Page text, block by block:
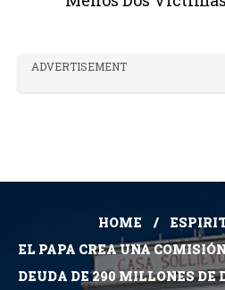
ADVERTISEMENT
HOME
EL PAPA CREA UNA
DEUDA DE 290 MILLONES DE